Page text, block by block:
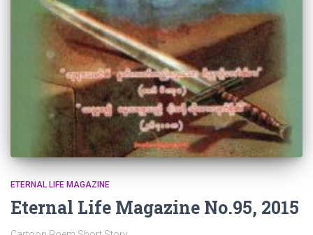
ETERNAL LIFE MAGAZINE
Eternal Life Magazine No.95, 2015